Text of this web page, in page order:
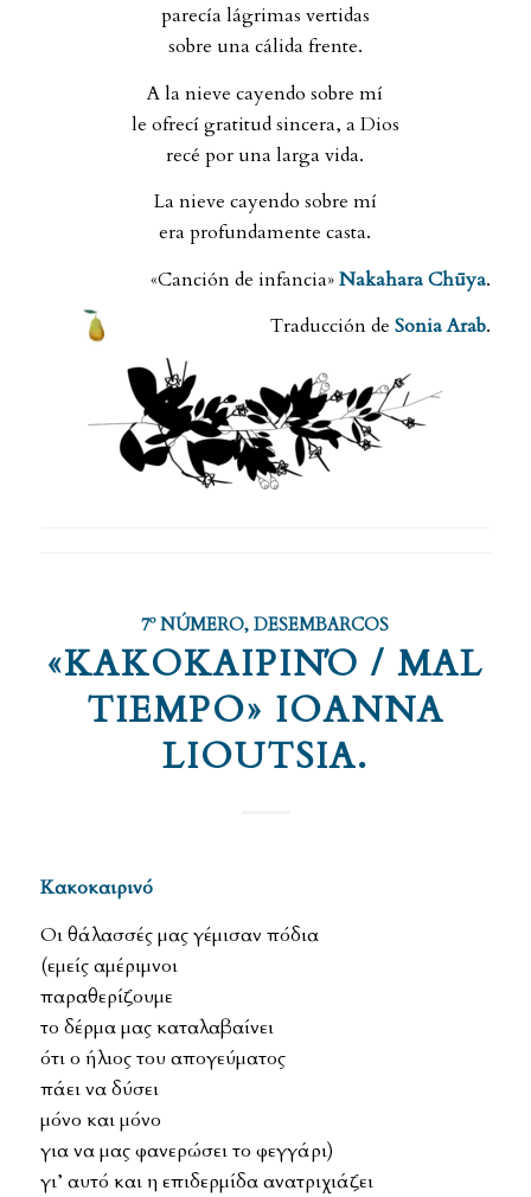
parecía lágrimas vertidas
sobre una cálida frente.
A la nieve cayendo sobre mí
le ofrecí gratitud sincera, a Dios
recé por una larga vida.
La nieve cayendo sobre mí
era profundamente casta.
«Canción de infancia»Nakahara Chūya.
Traducción deSonia Arab.
7º NÚMERO,DESEMBARCOS
«ΚΑΚΟΚΑΙΡΙΝΌ / MAL
TIEMPO» IOANNA
LIOUTSIA.
Κακοκαιρινό
Οι θάλασσές μας γέμισαν πόδια
(εμείς αμέριμνοι
παραθερίζουμε
το δέρμα μας καταλαβαίνει
ότι ο ήλιος του απογεύματος
πάει να δύσει
μόνο και μόνο
για να μας φανερώσει το φεγγάρι)
γι’ αυτό και η επιδερμίδα ανατριχιάζει